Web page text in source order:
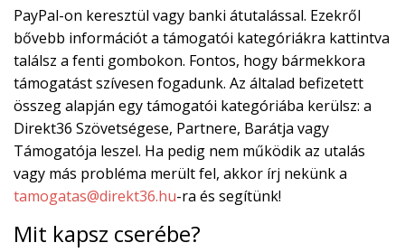
PayPal-on keresztül vagy banki átutalással. Ezekről
bővebb információt a támogatói kategóriákra kattintva
találsz a fenti gombokon. Fontos, hogy bármekkora
támogatást szívesen fogadunk. Az általad befizetett
összeg alapján egy támogatói kategóriába kerülsz: a
Direkt36 Szövetségese, Partnere, Barátja vagy
Támogatója leszel. Ha pedig nem működik az utalás
vagy más probléma merült fel, akkor írj nekünk a
tamogatas@direkt36.hu-ra és segítünk!
Mit kapsz cserébe?